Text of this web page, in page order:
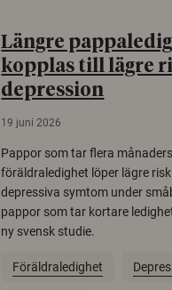
Längre
kopplas till lägre
depression
19 juni 2026
Pappor som tar flera månaders
föräldraledighet löper lägre
depressiva symtom under
pappor som tar kortare
ny svensk studie.
Föräldraledighet